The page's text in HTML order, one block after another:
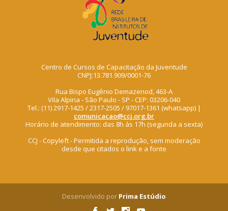
Centro de Cursos de Capacitação da Juventude
CNPJ:13.781.909/0001-76
Rua Bispo Eugênio Demazenod, 463-A
Vila Alpina - São Paulo - SP - CEP: 03206-040
Tel.: (11) 2917-1425 / 2317-2505 / 97017-1361 (whatsapp) |
comunicacao@ccj.org.br
Horário de atendimento: das 8h às 17h (segunda a sexta)
CCJ - Copyleft - Permitida a reprodução, sem moderação
desde que citados o link e a fonte
Desenvolvido por Prima Estúdio